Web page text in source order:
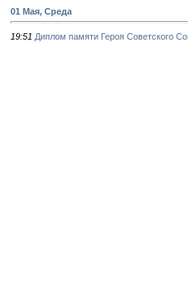
01 Мая, Среда
19:51 Диплом памяти Героя Советского